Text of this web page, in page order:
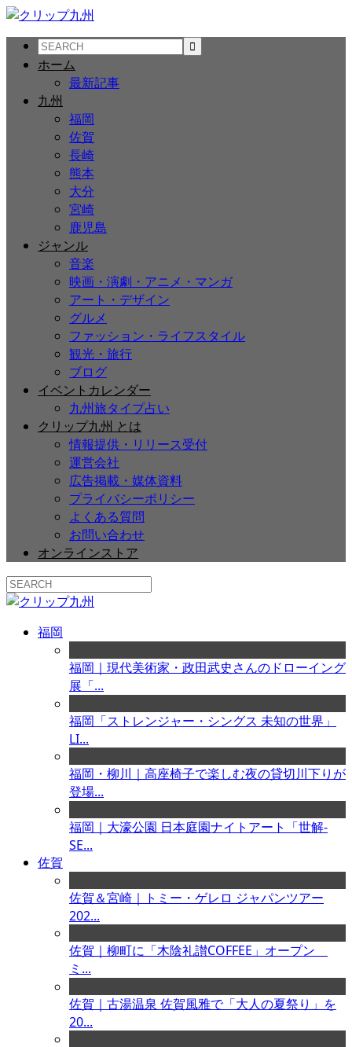
ホーム
最新記事
九州
福岡
佐賀
長崎
熊本
大分
宮崎
鹿児島
ジャンル
音楽
映画・演劇・アニメ・マンガ
アート・デザイン
グルメ
ファッション・ライフスタイル
観光・旅行
ブログ
イベントカレンダー
九州旅タイプ占い
クリップ九州 とは
情報提供・リリース受付
運営会社
広告掲載・媒体資料
プライバシーポリシー
よくある質問
お問い合わせ
オンラインストア
福岡
福岡｜現代美術家・政田武史さんのドローイング
展「...
福岡「ストレンジャー・シングス 未知の世界」
LI...
福岡・柳川｜高座椅子で楽しむ夜の貸切川下りが
登場...
福岡｜大濠公園 日本庭園ナイトアート「世解-
SE...
佐賀
佐賀＆宮崎｜トミー・ゲレロ ジャパンツアー
202...
佐賀｜柳町に「木陰礼讃COFFEE」オープン
ミ...
佐賀｜古湯温泉 佐賀風雅で「大人の夏祭り」を
20...